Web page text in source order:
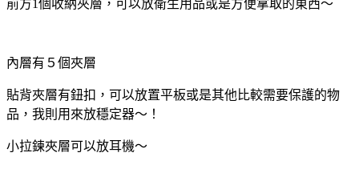
前方1個收納夾層，可以放衛生用品或是方便拿取的東西～
內層有５個夾層
貼背夾層有鈕扣，可以放置平板或是其他比較需要保護的物
品，我則用來放穩定器～！
小拉鍊夾層可以放耳機～